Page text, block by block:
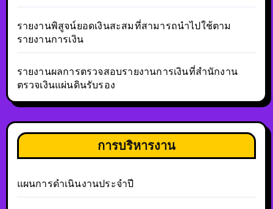
รายงานพิสูจน์ยอดเงินสะสมที่สามารถนำไปใช้ตาม
รายงานการเงิน
รายงานผลการตรวจสอบรายงานการเงินที่สำนักงาน
ตรวจเงินแผ่นดินรับรอง
การบริหารงาน
แผนการดำเนินงานประจำปี